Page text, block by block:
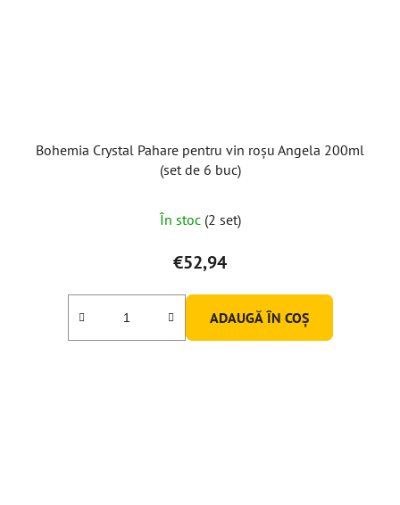
Bohemia Crystal Pahare pentru vin roșu Angela 200ml
(set de 6 buc)
În stoc (2 set)
€52,94
ADAUGĂ ÎN COŞ